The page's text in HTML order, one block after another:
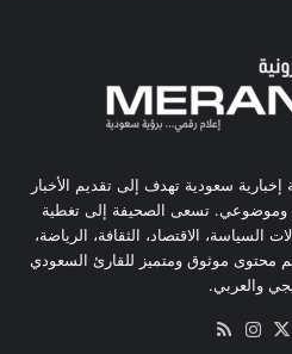
سعودية تهدف إلى تقديم الأخبار
وموضوعي. تسعى الصحيفة إلى تغطية
السياسة، الاقتصاد، الثقافة، الرياضة،
محتوى موثوق ومتميز للقارئ السعودي
والعربي.
فيسبوك
‫X انستقرام